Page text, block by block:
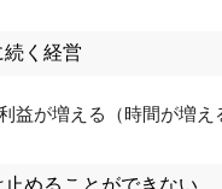
続く経営
益が増える（時間が増